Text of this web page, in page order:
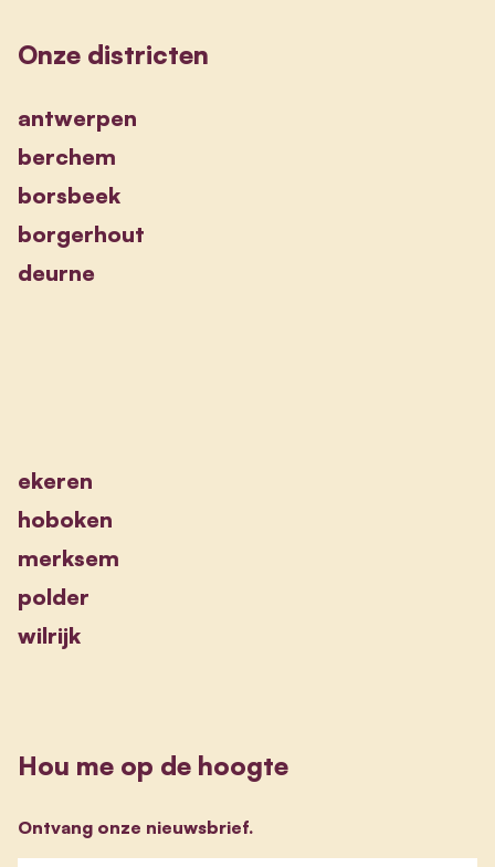
Onze districten
antwerpen
berchem
borsbeek
borgerhout
deurne
ekeren
hoboken
merksem
polder
wilrijk
Hou me op de hoogte
Ontvang onze nieuwsbrief.